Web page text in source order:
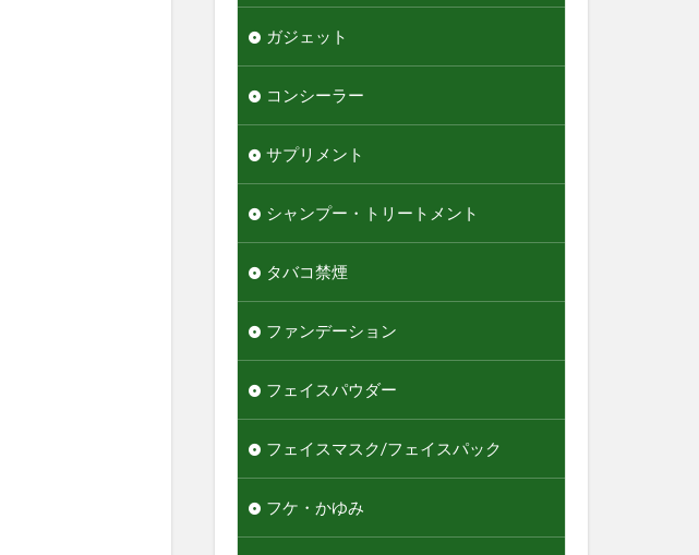
ガジェット
コンシーラー
サプリメント
シャンプー・トリートメント
タバコ禁煙
ファンデーション
フェイスパウダー
フェイスマスク/フェイスパック
フケ・かゆみ